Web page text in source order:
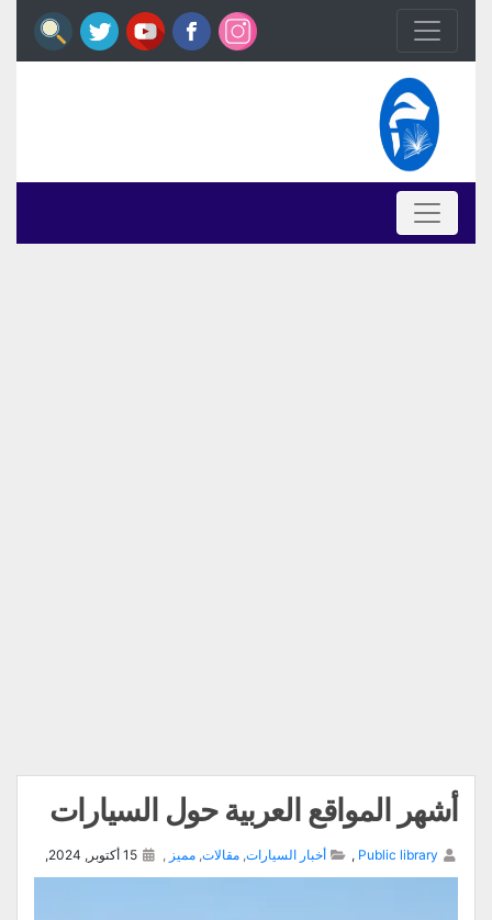
أشهر المواقع العربية حول السيارات
Public library
, أخبار السيارات, مقالات, مميز ,